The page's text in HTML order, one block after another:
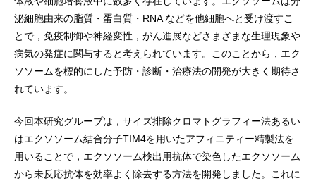
泌細胞由来の脂質・蛋白質・RNA などを他細胞へと受け渡すこ
とで，免疫制御や神経変性，がん進展などさまざまな生理現象や
病気の発症に関与すると考えられています。このことから，エク
ソソームを標的にした予防・診断・治療法の開発が大きく期待さ
れています。
今回本研究グループは，サイズ排除クロマトグラフィー法あるい
はエクソソーム結合分子TIM4を用いたアフィニティー精製法を
用いることで，エクソソーム検出用抗体で染色したエクソソーム
から未反応抗体を効率よく除去する方法を開発しました。これに